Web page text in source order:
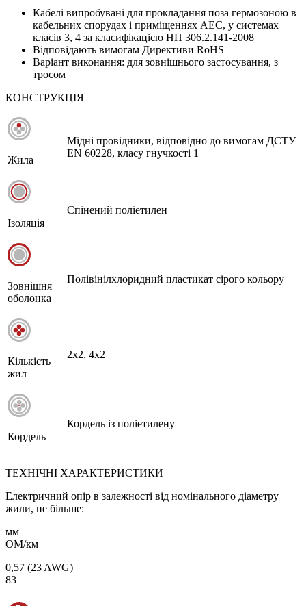
Кабелі випробувані для прокладання поза гермозоною в
кабельних спорудах і приміщеннях АЕС, у системах
класів 3, 4 за класифікацією НП 306.2.141-2008
Відповідають вимогам Директиви RoHS
Варіант виконання: для зовнішнього застосування, з
тросом
КОНСТРУКЦІЯ
Жила
Мідні провідники, відповідно до вимогам ДСТУ
EN 60228, класу гнучкості 1
Ізоляція
Спінений поліетилен
Зовнішня
оболонка
Полівінілхлоридний пластикат сірого кольору
Кількість
жил
2х2, 4х2
Кордель
Кордель із поліетилену
ТЕХНІЧНІ ХАРАКТЕРИСТИКИ
Електричний опір в залежності від номінального діаметру
жили, не більше:
мм
ОМ/км
0,57 (23 AWG)
83